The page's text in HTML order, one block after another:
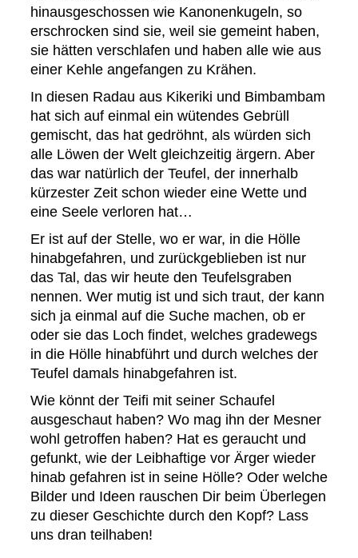
hinausgeschossen wie Kanonenkugeln, so
erschrocken sind sie, weil sie gemeint haben,
sie hätten verschlafen und haben alle wie aus
einer Kehle angefangen zu Krähen.
In diesen Radau aus Kikeriki und Bimbambam
hat sich auf einmal ein wütendes Gebrüll
gemischt, das hat gedröhnt, als würden sich
alle Löwen der Welt gleichzeitig ärgern. Aber
das war natürlich der Teufel, der innerhalb
kürzester Zeit schon wieder eine Wette und
eine Seele verloren hat…
Er ist auf der Stelle, wo er war, in die Hölle
hinabgefahren, und zurückgeblieben ist nur
das Tal, das wir heute den Teufelsgraben
nennen. Wer mutig ist und sich traut, der kann
sich ja einmal auf die Suche machen, ob er
oder sie das Loch findet, welches gradewegs
in die Hölle hinabführt und durch welches der
Teufel damals hinabgefahren ist.
Wie könnt der Teifi mit seiner Schaufel
ausgeschaut haben? Wo mag ihn der Mesner
wohl getroffen haben? Hat es geraucht und
gefunkt, wie der Leibhaftige vor Ärger wieder
hinab gefahren ist in seine Hölle? Oder welche
Bilder und Ideen rauschen Dir beim Überlegen
zu dieser Geschichte durch den Kopf? Lass
uns dran teilhaben!